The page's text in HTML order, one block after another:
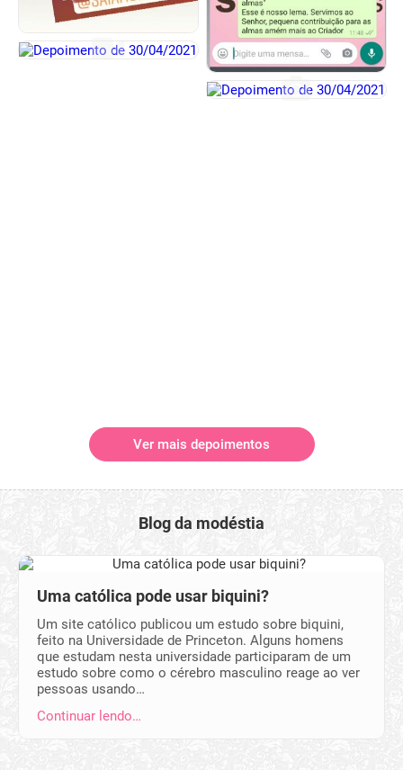
Ver mais depoimentos
Blog da modéstia
Uma católica pode usar biquini?
Um site católico publicou um estudo sobre biquini,
feito na Universidade de Princeton. Alguns homens
que estudam nesta universidade participaram de um
estudo sobre como o cérebro masculino reage ao ver
pessoas usando…
Continuar lendo…